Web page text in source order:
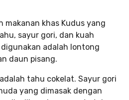
makanan khas Kudus yang
sayur gori, dan kuah
adalah lontong
daun pisang.
tahu cokelat. Sayur gori
yang dimasak dengan